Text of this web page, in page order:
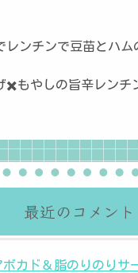
レンチンで豆苗とハム
やしの旨辛レンチ
最近のコメント
ボカド＆脂のりのりサ